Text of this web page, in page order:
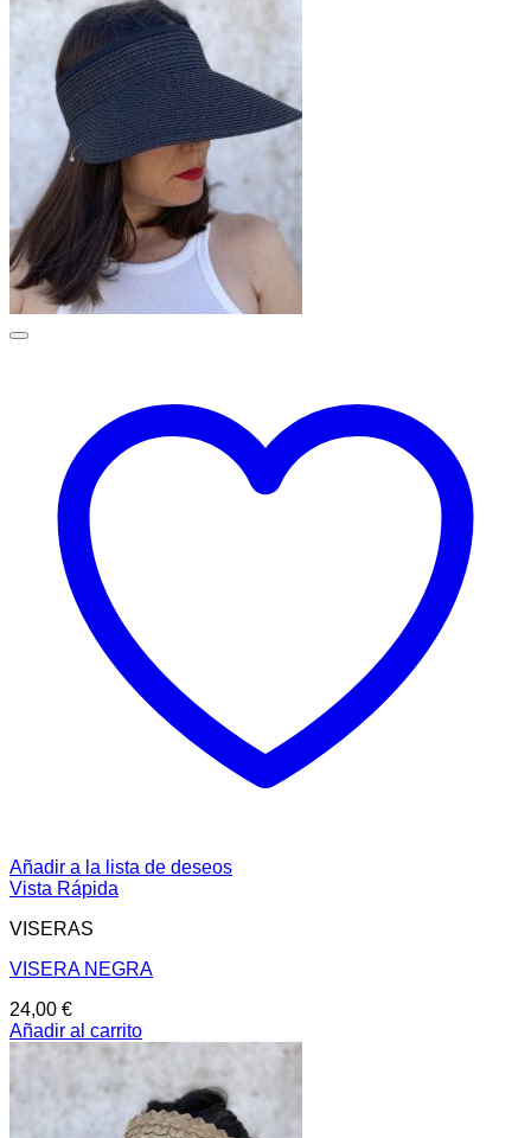
Añadir a la lista de deseos
Vista Rápida
VISERAS
VISERA NEGRA
24,00 €
Añadir al carrito